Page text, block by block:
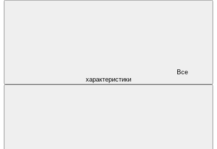
характеристики